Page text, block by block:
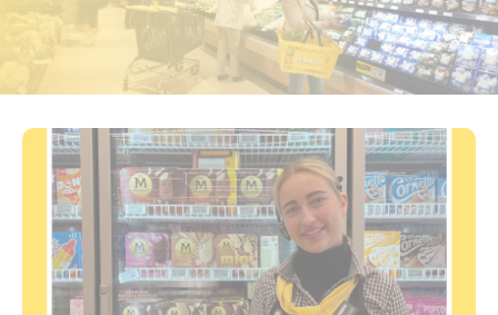
Bruïneplein
Acties
Werken bij Jumbo Huibers
Vacatures en Solliciteren
Werken en leren
Jumbo.com
BBQ gigant webshop